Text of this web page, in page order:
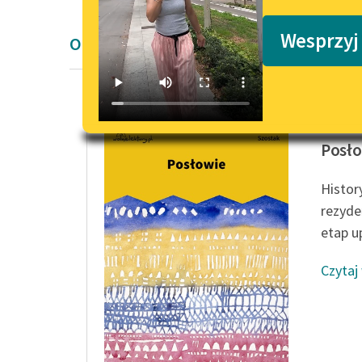
Opowiadanie Wita Szostaka
etap
Czytaj